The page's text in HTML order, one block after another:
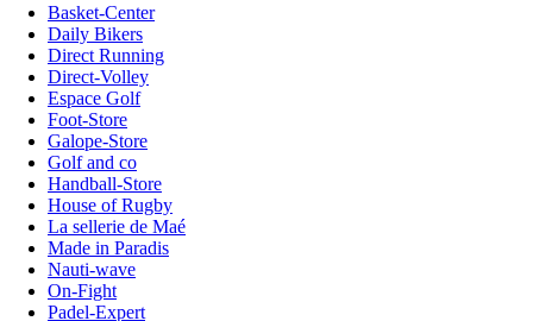
Basket-Center
Daily Bikers
Direct Running
Direct-Volley
Espace Golf
Foot-Store
Galope-Store
Golf and co
Handball-Store
House of Rugby
La sellerie de Maé
Made in Paradis
Nauti-wave
On-Fight
Padel-Expert